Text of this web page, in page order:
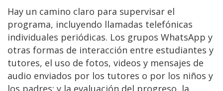
Hay un camino claro para supervisar el
programa, incluyendo llamadas telefónicas
individuales periódicas. Los grupos WhatsApp y
otras formas de interacción entre estudiantes y
tutores, el uso de fotos, videos y mensajes de
audio enviados por los tutores o por los niños y
los padres; y la evaluación del progreso, la